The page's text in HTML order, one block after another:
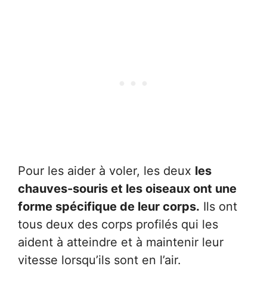
Pour les aider à voler, les deux les
chauves-souris et les oiseaux ont une
forme spécifique de leur corps. Ils ont
tous deux des corps profilés qui les
aident à atteindre et à maintenir leur
vitesse lorsqu’ils sont en l’air.